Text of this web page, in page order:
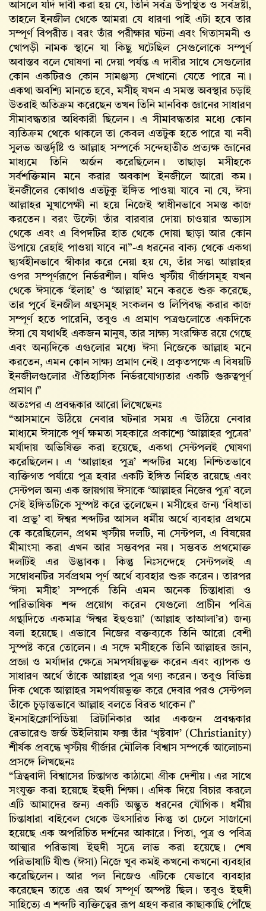
আসলে যদি দাবী করা হয় যে, তিনি সর্বত্র উপস্থিত ও সর্বদ্রষ্টা,
তাহলে ইনজীল থেকে আমরা যে ধারণা পাই এটা হবে তার
সম্পূর্ণ বিপরীত। বরং তাঁর পরীক্ষার ঘটনা এবং গিতাসমনী ও
খোপড়ী নামক স্থানে যা কিছু ঘটেছিল সেগুলোকে সম্পূর্ণ
অবাস্তব বলে ঘোষণা না দেয়া পর্যন্ত এ দাবীর সাথে সেগুলোর
কোন একটিরও কোন সামঞ্জস্য দেখানো যেতে পারে না।
একথা অবশ্যি মানতে হবে, মসীহ্ যখন এ সমস্ত অবস্থার চড়াই
উতরাই অতিক্রম করেছেন তখন তিনি মানবিক জ্ঞানের সাধারণ
সীমাবদ্ধতার অধিকারী ছিলেন। এ সীমাবদ্ধতার মধ্যে কোন
ব্যতিক্রম থেকে থাকলে তা কেবল এতটুক হতে পারে যা নবী
সুলভ অন্তর্দৃষ্টি ও আল্লাহ সম্পর্কে সন্দেহাতীত প্রত্যক্ষ জ্ঞানের
মাধ্যমে তিনি অর্জন করেছিলেন। তাছাড়া মসীহকে
সর্বশক্তিমান মনে করার অবকাশ ইনজীলে আরো কম।
ইনজীলের কোথাও এতটুকু ইঙ্গিত পাওয়া যাবে না যে, ঈসা
আল্লাহর মুখাপেক্ষী না হয়ে নিজেই স্বাধীনভাবে সমস্ত কাজ
করতেন। বরং উল্টো তাঁর বারবার দোয়া চাওয়ার অভ্যাস
থেকে এবং এ বিপদটির হাত থেকে দোয়া ছাড়া আর কোন
উপায়ে রেহাই পাওয়া যাবে না”-এ ধরনের বাক্য থেকে একথা
দ্ব্যর্থহীনভাবে স্বীকার করে নেয়া হয় যে, তাঁর সত্তা আল্লাহর
ওপর সম্পূর্ণরূপে নির্ভরশীল। যদিও খৃস্টীয় গীর্জাসমূহ যখন
থেকে ঈসাকে ‘ইলাহ’ ও ‘আল্লাহ’ মনে করতে শুরু করেছে,
তার পূর্বে ইনজীল গ্রন্থসমূহ সংকলন ও লিপিবদ্ধ করার কাজ
সম্পূর্ণ হতে পারেনি, তবুও এ প্রমাণ পত্রগুলোতে একদিকে
ঈসা যে যথার্থই একজন মানুষ, তার সাক্ষ্য সংরক্ষিত রয়ে গেছে
এবং অন্যদিকে এগুলোর মধ্যে ঈসা নিজেকে আল্লাহ মনে
করতেন, এমন কোন সাক্ষ্য প্রমাণ নেই। প্রকৃতপক্ষে এ বিষয়টি
ইনজীলগুলোর ঐতিহাসিক নির্ভরযোগ্যতার একটি গুরুত্বপূর্ণ
প্রমাণ।”
অতঃপর এ প্রবন্ধকার আরো লিখেছেনঃ
“আসমানে উঠিয়ে নেবার ঘটনার সময় এ উঠিয়ে নেবার
মাধ্যমে ঈসাকে পূর্ণ ক্ষমতা সহকারে প্রকাশ্যে ‘আল্লাহর পুত্রের’
মর্যাদায় অভিষিক্ত করা হয়েছে, একথা সেন্টপলই ঘোষণা
করেছিলেন। এ ‘আল্লাহর পুত্র’ শব্দটির মধ্যে নিশ্চিতভাবে
ব্যক্তিগত পর্যায়ে পুত্র হবার একটি ইঙ্গিত নিহিত রয়েছে এবং
সেন্টপল অন্য এক জায়গায় ঈসাকে ‘আল্লাহর নিজের পুত্র’ বলে
সেই ইঙ্গিতটিকে সুস্পষ্ট করে তুলেছেন। মসীহের জন্য ‘বিধাতা
বা প্রভু’ বা ঈশ্বর শব্দটির আসল ধর্মীয় অর্থে ব্যবহার প্রথমে
কে করেছিলেন, প্রথম খৃস্টীয় দলটি, না সেন্টপল, এ বিষয়ের
মীমাংসা করা এখন আর সম্ভবপর নয়। সম্ভবত প্রথমোক্ত
দলটিই এর উদ্ভাবক। কিন্তু নিঃসন্দেহে সেন্টপলই এ
সম্বোধনটির সর্বপ্রথম পূর্ণ অর্থে ব্যবহার শুরু করেন। তারপর
‘ঈসা মসীহ’ সম্পর্কে তিনি এমন অনেক চিন্তাধারা ও
পারিভাষিক শব্দ প্রয়োগ করেন যেগুলো প্রাচীন পবিত্র
গ্রন্থাদিতে একমাত্র ‘ঈশ্বর ইহুওয়া’ (আল্লাহ তাআলা’র) জন্য
বলা হয়েছে। এভাবে নিজের বক্তব্যকে তিনি আরো বেশী
সুস্পষ্ট করে তোলেন। এ সঙ্গে মসীহকে তিনি আল্লাহর জ্ঞান,
প্রজ্ঞা ও মর্যাদার ক্ষেত্রে সমপর্যায়ভুক্ত করেন এবং ব্যাপক ও
সাধারণ অর্থে তাঁকে আল্লাহর পুত্র গণ্য করেন। তবুও বিভিন্ন
দিক থেকে আল্লাহর সমপর্যায়ভুক্ত করে দেবার পরও সেন্টপল
তাঁকে চূড়ান্তভাবে আল্লাহ বলতে বিরত থাকেন।”
ইনসাইক্লোপিডিয়া ব্রিটানিকার আর একজন প্রবন্ধকার
রেভারেণ্ড জর্জ উইলিয়াম ফক্স তাঁর ‘খৃষ্টবাদ’ (Christianity)
শীর্ষক প্রবন্ধে খৃস্টীয় গীর্জার মৌলিক বিশ্বাস সম্পর্কে আলোচনা
প্রসঙ্গে লিখছেনঃ
“ত্রিত্ববাদী বিশ্বাসের চিন্তাগত কাঠামো গ্রীক দেশীয়। এর সাথে
সংযুক্ত করা হয়েছে ইহুদী শিক্ষা। এদিক দিয়ে বিচার করলে
এটি আমাদের জন্য একটি অদ্ভুত ধরনের যৌগিক। ধর্মীয়
চিন্তাধারা বাইবেল থেকে উৎসারিত কিন্তু তা ঢেলে সাজানো
হয়েছে এক অপরিচিত দর্শনের আকারে। পিতা, পুত্র ও পবিত্র
আত্মার পরিভাষা ইহুদী সূত্রে লাভ করা হয়েছে। শেষ
পরিভাষাটি যীশু (ঈসা) নিজে খুব কমই কখনো কখনো ব্যবহার
করেছিলেন। আর পল নিজেও এটিকে যেভাবে ব্যবহার
করেছেন তাতে এর অর্থ সম্পূর্ণ অস্পষ্ট ছিল। তবুও ইহুদী
সাহিত্যে এ শব্দটি ব্যক্তিত্বের রূপ গ্রহণ করার কাছাকাছি পৌঁছে